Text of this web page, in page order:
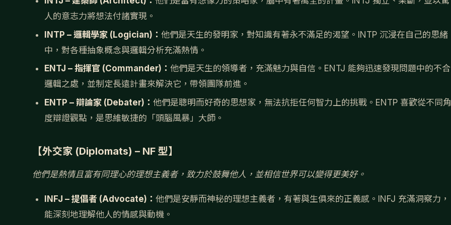
人的意志力將想法付諸實現。
INTP – 邏輯學家 (Logician)： 他們是天生的發明家，對知識有著永不滿足的渴望。INTP 沉浸在自己的思緒
中，對各種抽象概念與邏輯分析充滿熱情。
ENTJ – 指揮官 (Commander)： 他們是天生的領導者，充滿魅力與自信。ENTJ 能夠迅速發現問題中的不合
邏輯之處，並制定長遠計畫來解決它，帶領團隊前進。
ENTP – 辯論家 (Debater)： 他們是聰明而好奇的思想家，無法抗拒任何智力上的挑戰。ENTP 喜歡從不同角
度辯證觀點，是思維敏捷的「頭腦風暴」大師。
【外交家 (Diplomats) – NF 型】
他們是熱情且富有同理心的理想主義者，致力於鼓舞他人，並相信世界可以變得更美好。
INFJ – 提倡者 (Advocate)： 他們是安靜而神秘的理想主義者，有著與生俱來的正義感。INFJ 充滿洞察力，
能深刻地理解他人的情感與動機。